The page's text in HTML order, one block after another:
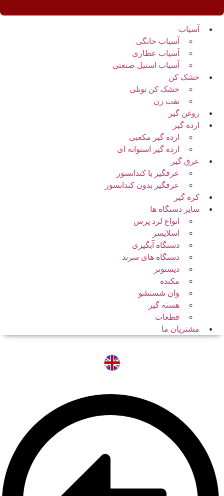
آسیاب
آسیاب خانگی
آسیاب عطاری
آسیاب استیل صنعتی
خشک کن
خشک کن تونلی
تفت زن
روغن گیر
ارده گیر
ارده گیر مکعبی
ارده گیر استوانه ای
عرق گیر
عرقگیر با کندانسور
عرقگیر بدون کندانسور
کره گیر
سایر دستگاه ها
انواع لرد پرس
اسلایسر
دستگاه آبگیری
دستگاه های سرند
دیستونر
مکنده
وان شستشو
هسته گیر
قطعات
مشتریان ما